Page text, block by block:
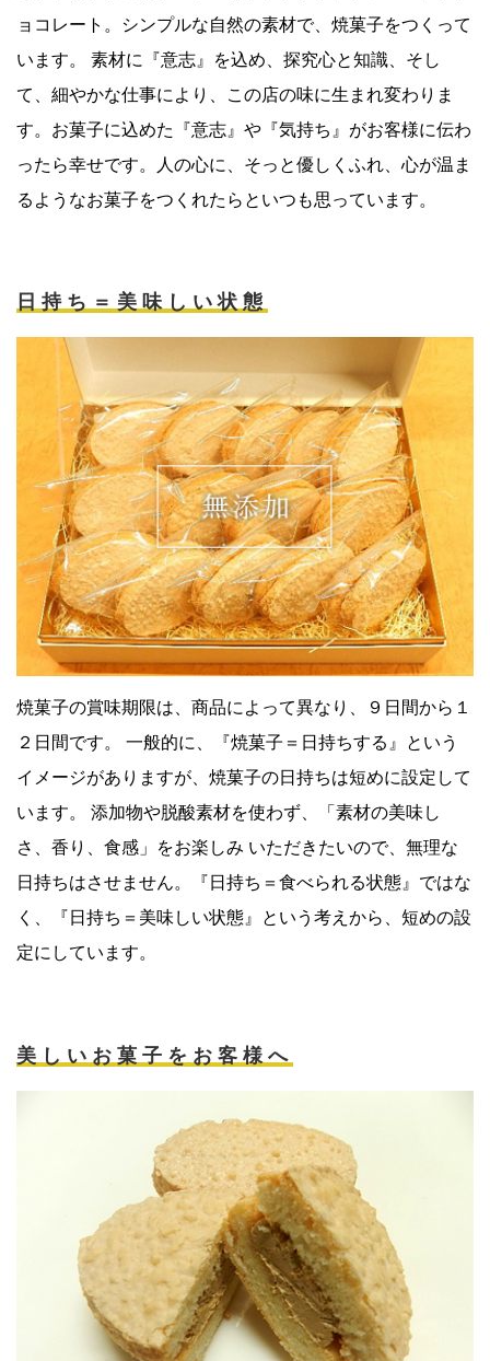
ョコレート。シンプルな自然の素材で、焼菓子をつくって
います。 素材に『意志』を込め、探究心と知識、そし
て、細やかな仕事により、この店の味に生まれ変わりま
す。お菓子に込めた『意志』や『気持ち』がお客様に伝わ
ったら幸せです。人の心に、そっと優しくふれ、心が温ま
るようなお菓子をつくれたらといつも思っています。
日持ち＝美味しい状態
焼菓子の賞味期限は、商品によって異なり、９日間から１
２日間です。 一般的に、『焼菓子＝日持ちする』という
イメージがありますが、焼菓子の日持ちは短めに設定して
います。 添加物や脱酸素材を使わず、「素材の美味し
さ、香り、食感」をお楽しみ いただきたいので、無理な
日持ちはさせません。『日持ち＝食べられる状態』ではな
く、『日持ち＝美味しい状態』という考えから、短めの設
定にしています。
美しいお菓子をお客様へ